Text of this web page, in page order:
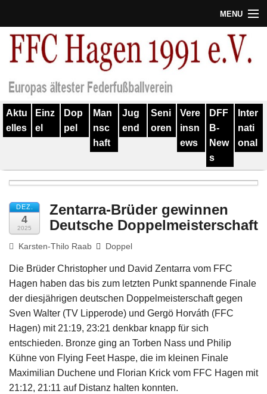
MENU
Termine
Verein
Geschichte
Training
Kontakt
Links
Aktu
elles
Einz
el
Dop
pel
Man
nsc
haft
Jug
end
Seni
oren
Vere
insn
ews
DFF
B-
New
s
Inter
nati
onal
DEZ.
4
2025
Zentarra-Brüder gewinnen
Deutsche Doppelmeisterschaft
Karsten-Thilo Raab Doppel
Die Brüder Christopher und David Zentarra vom FFC
Hagen haben das bis zum letzten Punkt spannende Finale
der diesjährigen deutschen Doppelmeisterschaft gegen
Sven Walter (TV Lipperode) und Gergö Horváth (FFC
Hagen) mit 21:19, 23:21 denkbar knapp für sich
entschieden. Bronze ging an Torben Nass und Philip
Kühne von Flying Feet Haspe, die im kleinen Finale
Maximilian Duchene und Florian Krick vom FFC Hagen mit
21:12, 21:11 auf Distanz halten konnten.